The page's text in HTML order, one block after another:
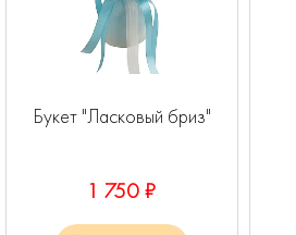
Букет "Ласковый бриз"
1 750 ₽